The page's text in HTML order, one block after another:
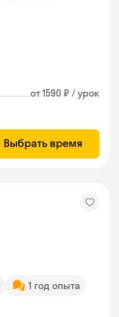
от 1590 ₽ / урок
Выбрать время
1 год опыта